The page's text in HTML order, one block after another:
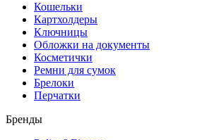
Кошельки
Картхолдеры
Ключницы
Обложки на документы
Косметички
Ремни для сумок
Брелоки
Перчатки
Бренды